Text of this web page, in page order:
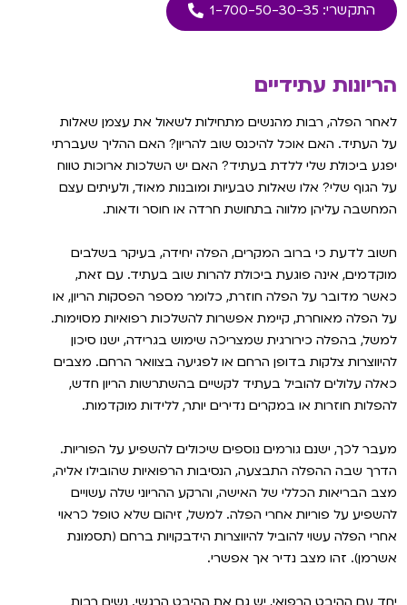
התקשרי: 1-700-50-30-35
הריונות עתידיים
לאחר הפלה, רבות מהנשים מתחילות לשאול את עצמן שאלות
על העתיד. האם אוכל להיכנס שוב להריון? האם ההליך שעברתי
יפגע ביכולת שלי ללדת בעתיד? האם יש השלכות ארוכות טווח
על הגוף שלי? אלו שאלות טבעיות ומובנות מאוד, ולעיתים עצם
המחשבה עליהן מלווה בתחושת חרדה או חוסר ודאות.
חשוב לדעת כי ברוב המקרים, הפלה יחידה, בעיקר בשלבים
מוקדמים, אינה פוגעת ביכולת להרות שוב בעתיד. עם זאת,
כאשר מדובר על הפלה חוזרת, כלומר מספר הפסקות הריון, או
על הפלה מאוחרת, קיימת אפשרות להשלכות רפואיות מסוימות.
למשל, בהפלה כירורגית שמצריכה שימוש בגרידה, ישנו סיכון
להיווצרות צלקות בדופן הרחם או לפגיעה בצוואר הרחם. מצבים
כאלה עלולים להוביל בעתיד לקשיים בהשתרשות הריון חדש,
להפלות חוזרות או במקרים נדירים יותר, ללידות מוקדמות.
מעבר לכך, ישנם גורמים נוספים שיכולים להשפיע על הפוריות.
הדרך שבה ההפלה התבצעה, הנסיבות הרפואיות שהובילו אליה,
מצב הבריאות הכללי של האישה, והרקע ההריוני שלה עשויים
להשפיע על פוריות אחרי הפלה. למשל, זיהום שלא טופל כראוי
אחרי הפלה עשוי להוביל להיווצרות הידבקויות ברחם (תסמונת
אשרמן). זהו מצב נדיר אך אפשרי.